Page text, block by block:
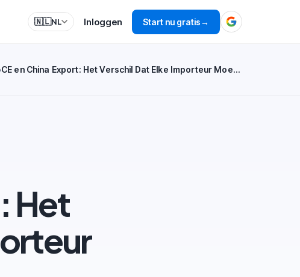
🇳🇱NL Inloggen Start nu gratis→
CE en China Export: Het Verschil Dat Elke Importeur Moet Kennen
Het